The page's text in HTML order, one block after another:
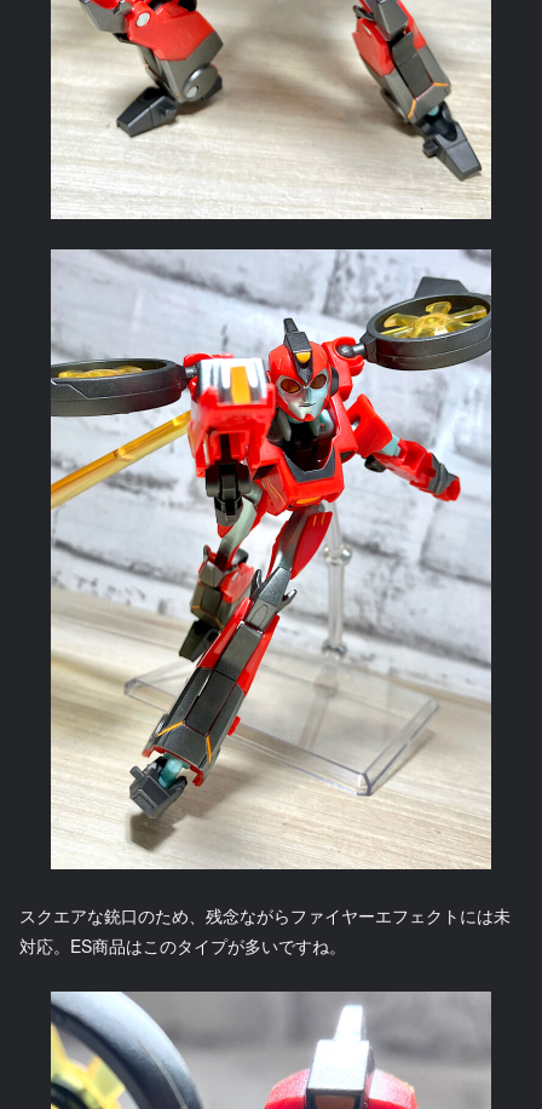
スクエアな銃口のため、残念ながらファイヤーエフェクトには未
対応。ES商品はこのタイプが多いですね。